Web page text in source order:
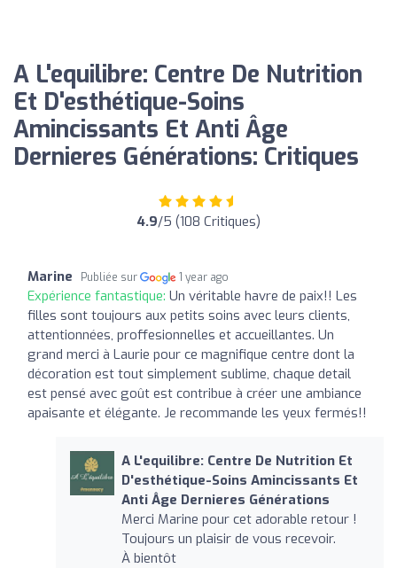
A L'equilibre: Centre De Nutrition
Et D'esthétique-Soins
Amincissants Et Anti Âge
Dernieres Générations: Critiques
4.9/5 (108 Critiques)
Marine Publiée sur 1 year ago
Expérience fantastique: Un véritable havre de paix!! Les
filles sont toujours aux petits soins avec leurs clients,
attentionnées, proffesionnelles et accueillantes. Un
grand merci à Laurie pour ce magnifique centre dont la
décoration est tout simplement sublime, chaque detail
est pensé avec goût est contribue à créer une ambiance
apaisante et élégante. Je recommande les yeux fermés!!
A L'equilibre: Centre De Nutrition Et
D'esthétique-Soins Amincissants Et
Anti Âge Dernieres Générations
Merci Marine pour cet adorable retour !
Toujours un plaisir de vous recevoir.
À bientôt